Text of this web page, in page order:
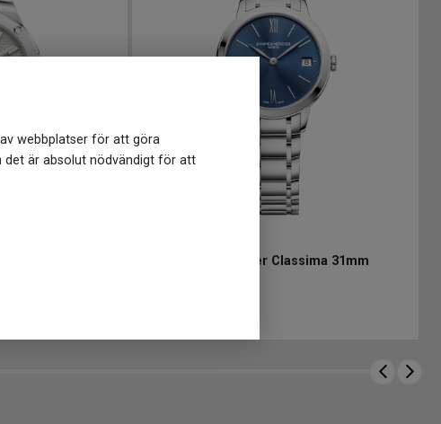
webbplatser för att göra
det är absolut nödvändigt för att
Baume and Mercier Classima 31mm